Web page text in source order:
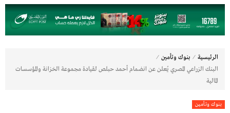
الرئيسية ⁄ بنوك وتأمين ⁄
البنك الزراعي المصري يُعلن عن انضمام أحمد حبلص لقيادة مجموعة الخزانة والمؤسسات
المالية
بنوك وتأمين